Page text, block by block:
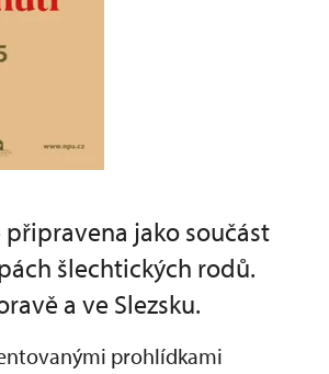
jako součást
šlechtických rodů.
a ve Slezsku.
prohlídkami